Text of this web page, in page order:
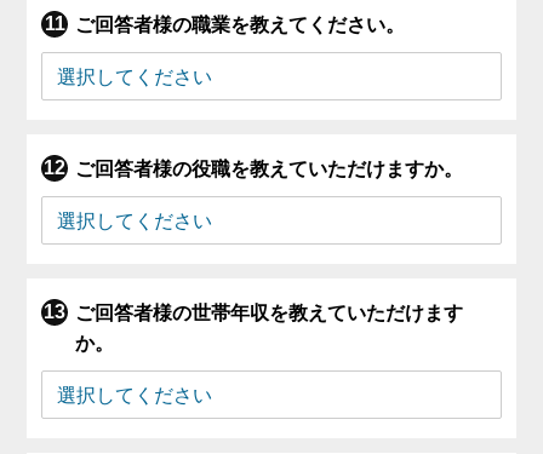
ご回答者様の職業を教えてください。
ご回答者様の役職を教えていただけますか。
ご回答者様の世帯年収を教えていただけます
か。